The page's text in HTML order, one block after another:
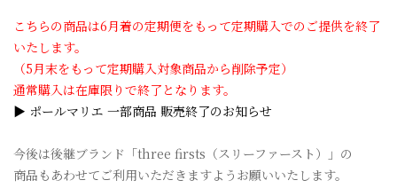
こちらの商品は6月着の定期便をもって定期購入でのご提供を終了
いたします。
（5月末をもって定期購入対象商品から削除予定）
通常購入は在庫限りで終了となります。
▶ ポールマリエ 一部商品 販売終了のお知らせ
今後は後継ブランド「three firsts（スリーファースト）」の
商品もあわせてご利用いただきますようお願いいたします。